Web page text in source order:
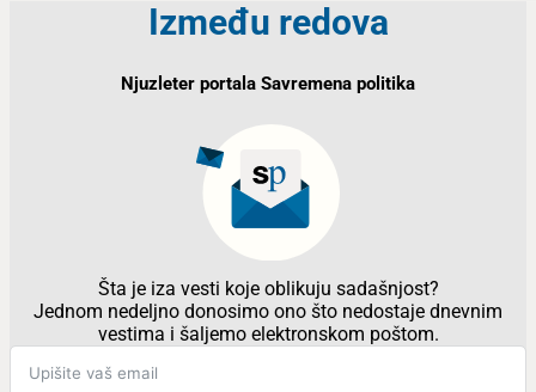
Između redova
Njuzleter portala Savremena politika
Šta je iza vesti koje oblikuju sadašnjost?
Jednom nedeljno donosimo ono što nedostaje dnevnim
vestima i šaljemo elektronskom poštom.